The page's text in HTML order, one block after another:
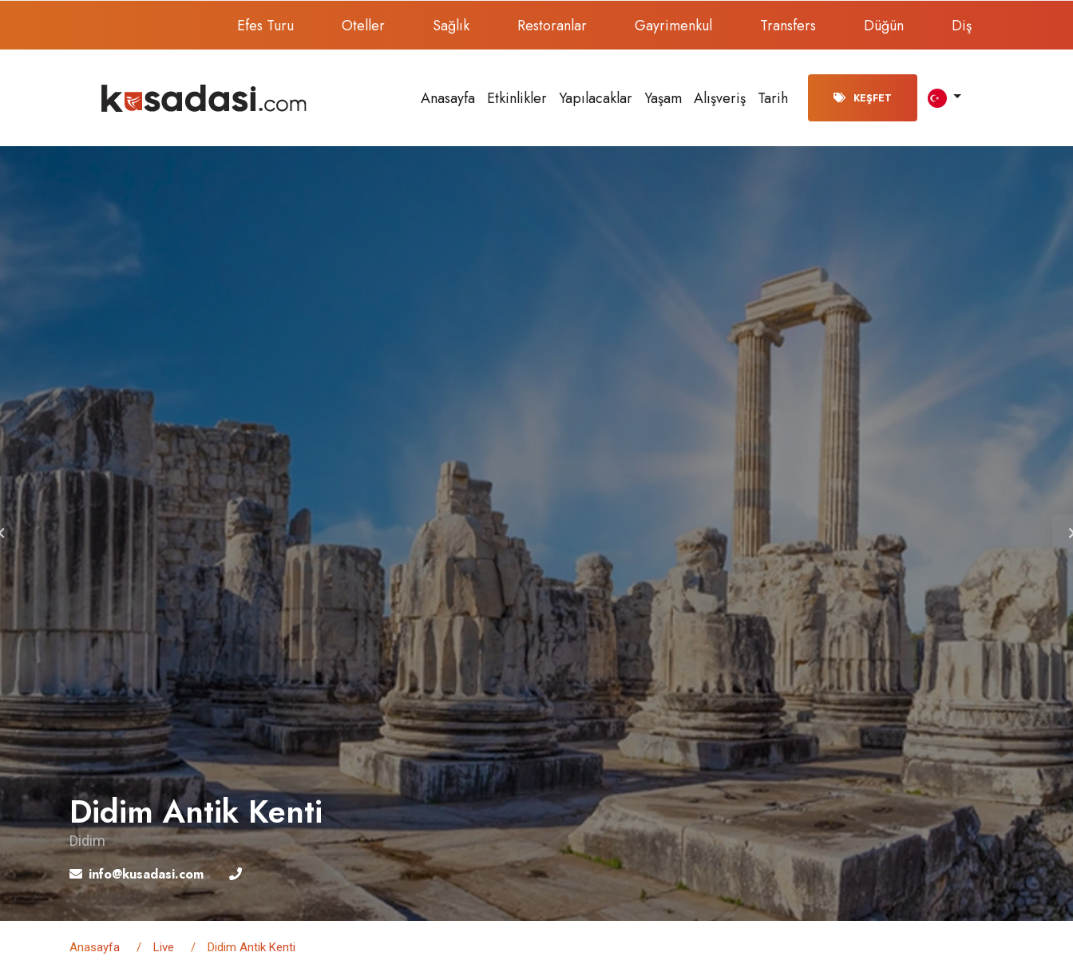
Efes Turu Oteller Sağlık Restoranlar Gayrimenkul Transfers Düğün Diş
Anasayfa Etkinlikler Yapılacaklar Yaşam Alışveriş Tarih KEŞFET
Didim Antik Kenti
Didim
info@kusadasi.com
Anasayfa Live Didim Antik Kenti